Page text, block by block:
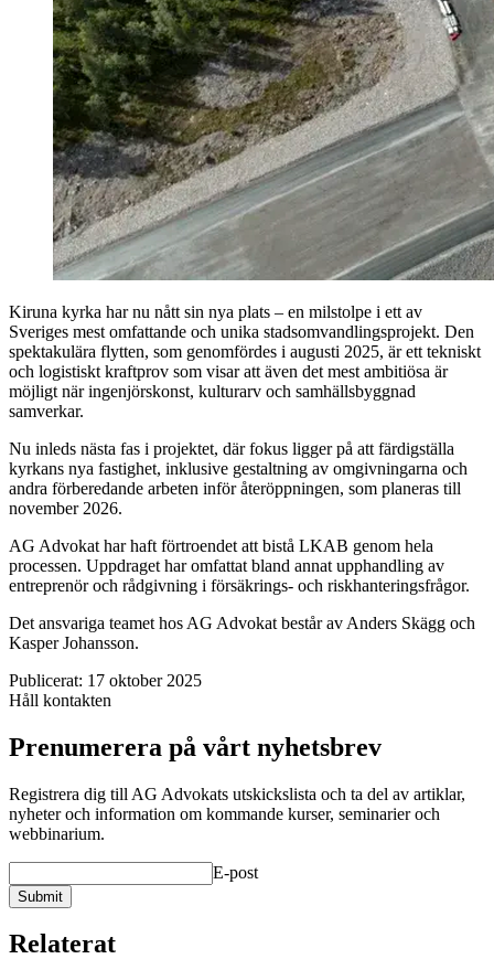
Kiruna kyrka har nu nått sin nya plats – en milstolpe i ett av
Sveriges mest omfattande och unika stadsomvandlingsprojekt. Den
spektakulära flytten, som genomfördes i augusti 2025, är ett tekniskt
och logistiskt kraftprov som visar att även det mest ambitiösa är
möjligt när ingenjörskonst, kulturarv och samhällsbyggnad
samverkar.
Nu inleds nästa fas i projektet, där fokus ligger på att färdigställa
kyrkans nya fastighet, inklusive gestaltning av omgivningarna och
andra förberedande arbeten inför återöppningen, som planeras till
november 2026.
AG Advokat har haft förtroendet att bistå LKAB genom hela
processen. Uppdraget har omfattat bland annat upphandling av
entreprenör och rådgivning i försäkrings- och riskhanteringsfrågor.
Det ansvariga teamet hos AG Advokat består av Anders Skägg och
Kasper Johansson.
Publicerat: 17 oktober 2025
Håll kontakten
Prenumerera på vårt nyhetsbrev
Registrera dig till AG Advokats utskickslista och ta del av artiklar,
nyheter och information om kommande kurser, seminarier och
webbinarium.
E-post
Submit
Relaterat